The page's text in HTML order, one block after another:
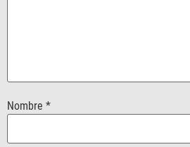
Nombre *